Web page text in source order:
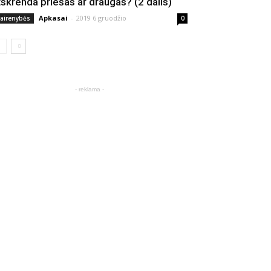
Apkasai - 2019 6 gruodžio 0
- reklama -